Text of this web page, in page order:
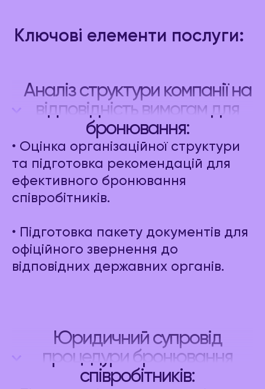
Ключові елементи послуги:
Аналіз структури компанії на
відповідність вимогам для
бронювання:
• Оцінка організаційної структури
та підготовка рекомендацій для
ефективного бронювання
співробітників.
• Підготовка пакету документів для
офіційного звернення до
відповідних державних органів.
Юридичний супровід
процедури бронювання
співробітників: